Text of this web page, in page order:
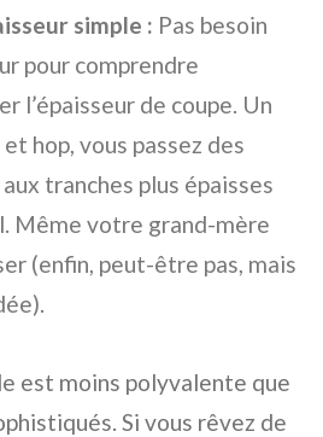
simple : Pas besoin
pour comprendre
l’épaisseur de coupe. Un
hop, vous passez des
tranches plus épaisses
Même votre grand-mère
(enfin, peut-être pas, mais
est moins polyvalente que
Si vous rêvez de